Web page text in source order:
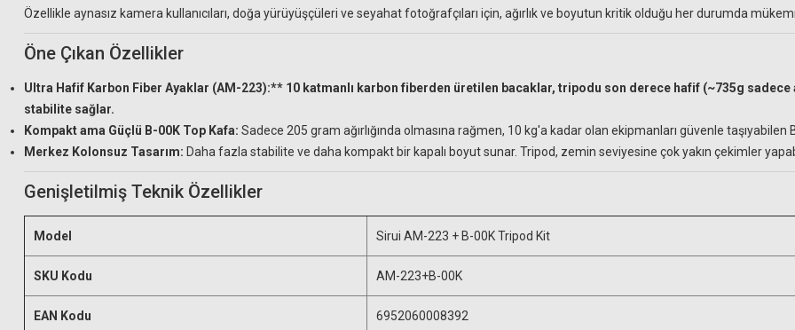
Özellikle aynasız kamera kullanıcıları, doğa yürüyüşçüleri ve seyahat fotoğrafçıları için, ağırlık ve boyutun kritik olduğu her durumda
Öne Çıkan Özellikler
Ultra Hafif Karbon Fiber Ayaklar (AM-223):** 10 katmanlı karbon fiberden üretilen bacaklar, tripodu son derece hafif (~735g
stabilite sağlar.
Kompakt ama Güçlü B-00K Top Kafa: Sadece 205 gram ağırlığında olmasına rağmen, 10 kg'a kadar olan ekipmanları güvenle
Merkez Kolonsuz Tasarım: Daha fazla stabilite ve daha kompakt bir kapalı boyut sunar. Tripod, zemin seviyesine çok yakın çekimler
Genişletilmiş Teknik Özellikler
Model Sirui AM-223 + B-00K Tripod Kit
SKU Kodu AM-223+B-00K
EAN Kodu 6952060008392